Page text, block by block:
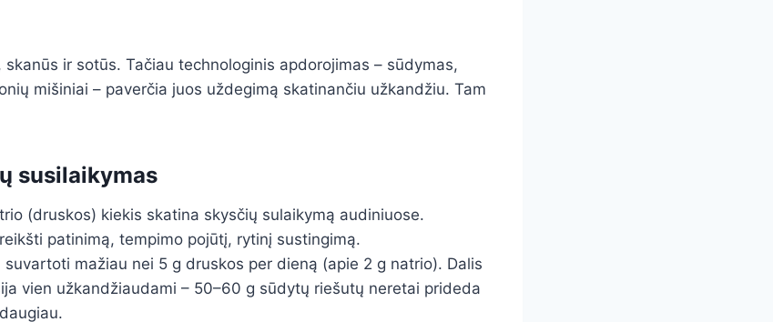
ir sotūs. Tačiau technologinis apdorojimas – sūdymas,
mišiniai – paverčia juos uždegimą skatinančiu užkandžiu. Tam
susilaikymas
(druskos) kiekis skatina skysčių sulaikymą audiniuose.
patinimą, tempimo pojūtį, rytinį sustingimą.
suvartoti mažiau nei 5 g druskos per dieną (apie 2 g natrio). Dalis
vien užkandžiaudami – 50–60 g sūdytų riešutų neretai prideda